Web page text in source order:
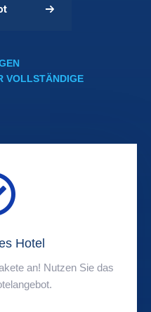
VOLLSTÄNDIGE
Hotel
an! Nutzen Sie das